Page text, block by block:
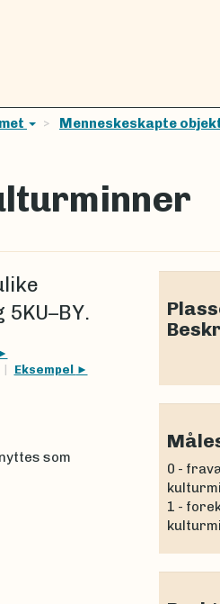
Menneskeskapte
Eksempel
som
0 -
1 -